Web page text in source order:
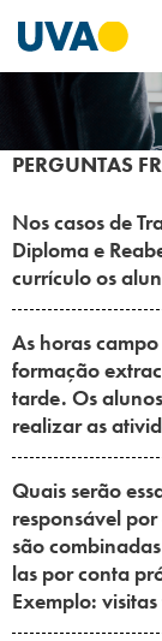
CURSOS
FORMAS DE
Acontece na UVA
Campi/Unidades
Atendimento
PERGUNTAS
Nos casos de
Diploma e
currículo os
As horas
formação
tarde. Os
realizar as
Quais serão
responsável
são
las por conta
Exemplo: